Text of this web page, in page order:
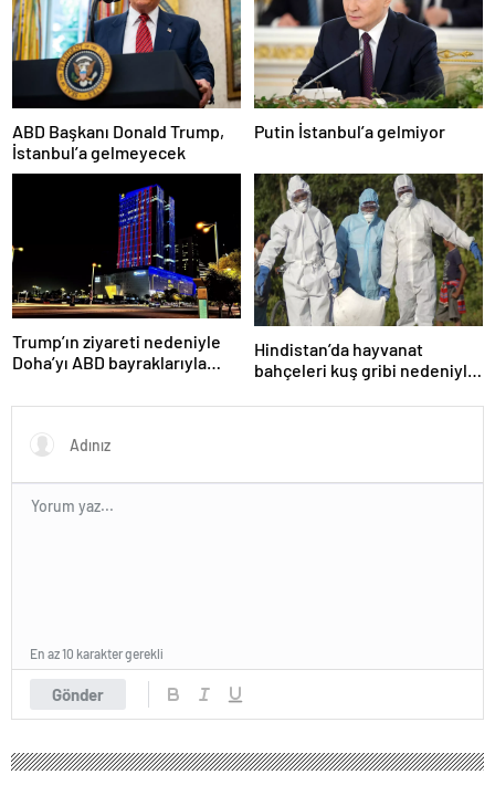
ABD Başkanı Donald Trump,
İstanbul’a gelmeyecek
Putin İstanbul’a gelmiyor
Trump’ın ziyareti nedeniyle
Doha’yı ABD bayraklarıyla
Hindistan’da hayvanat
bahçeleri kuş gribi nedeniyle
Gönder
En az 10 karakter gerekli